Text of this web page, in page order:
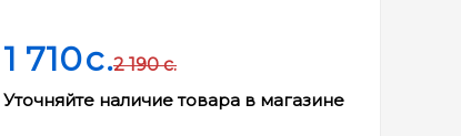
1 710c.
Уточняйте наличие товара в магазине
2 190 c.